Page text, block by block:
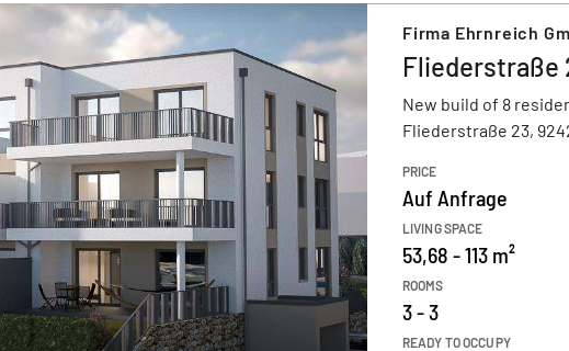
Firma Ehrnreich
Fliederstraße
New build of 8
Fliederstraße 23,
PRICE
Auf Anfrage
LIVING SPACE
53,68 - 113 m²
ROOMS
3 - 3
READY TO OCCUPY